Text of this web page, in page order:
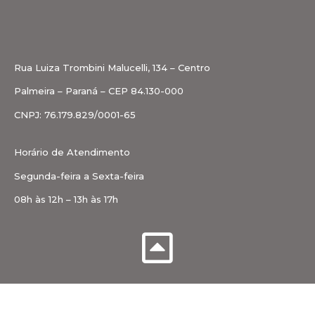
Rua Luiza Trombini Malucelli, 134 – Centro
Palmeira – Paraná – CEP 84.130-000
CNPJ: 76.179.829/0001-65
Horário de Atendimento
Segunda-feira a Sexta-feira
08h às 12h – 13h às 17h